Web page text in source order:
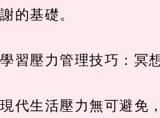
謝的基礎。
學習壓力管理技巧：冥
現代生活壓力無可避免